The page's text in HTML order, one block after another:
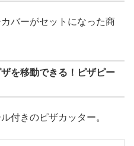
バーがセットになった商
を移動できる！ピザピー
付きのピザカッター。